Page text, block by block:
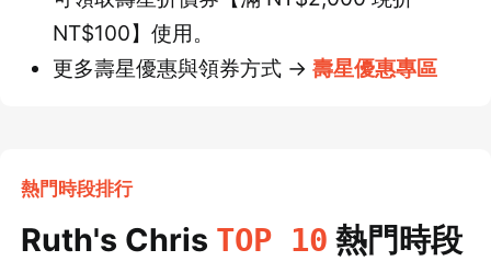
NT$100】使用。
更多壽星優惠與領券方式 → 壽星優惠專區
熱門時段排行
Ruth's Chris TOP 10 熱門時段